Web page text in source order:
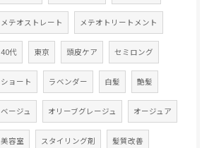
メテオストレート メテオトリートメント
40代 東京 頭皮ケア セミロング
ショート ラベンダー 白髪 艶髪
ベージュ オリーブグレージュ オージュア
美容室 スタイリング剤 髪質改善